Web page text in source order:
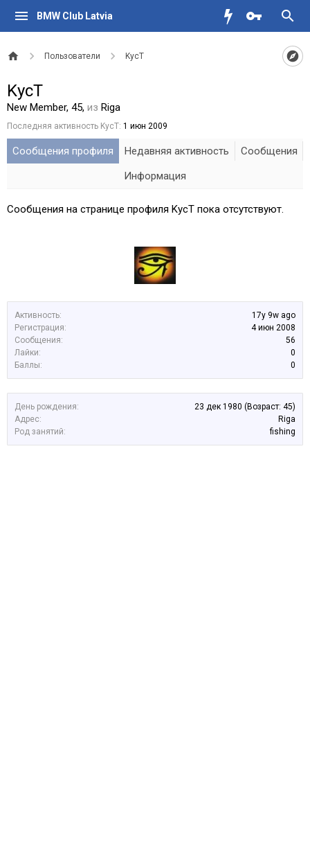
BMW Club Latvia
Пользователи KycT
Активность:
17y 9w ago
Регистрация:
4 июн 2008
Сообщения:
56
Лайки:
0
Баллы:
0
День рождения: 23 дек 1980 (Возраст: 45)
Адрес:
Riga
Род занятий:
fishing
KycT
New Member, 45, из Riga
Последняя активность KycT: 1 июн 2009
Сообщения профиля Недавняя активность
Сообщения
Информация
Сообщения на странице профиля KycT пока отсутствуют.